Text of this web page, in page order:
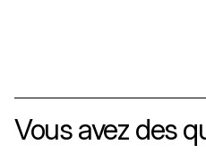
Vous avez des